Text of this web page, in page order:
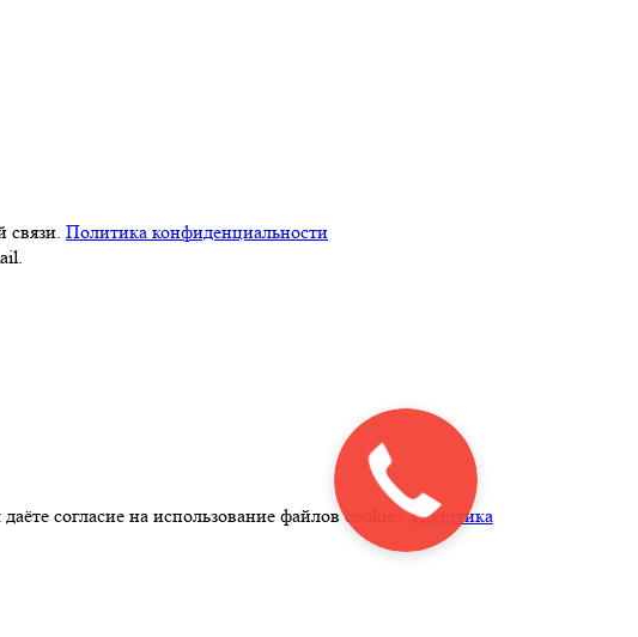
связи. Политика конфиденциальности
согласие на использование файлов cookies.Политика